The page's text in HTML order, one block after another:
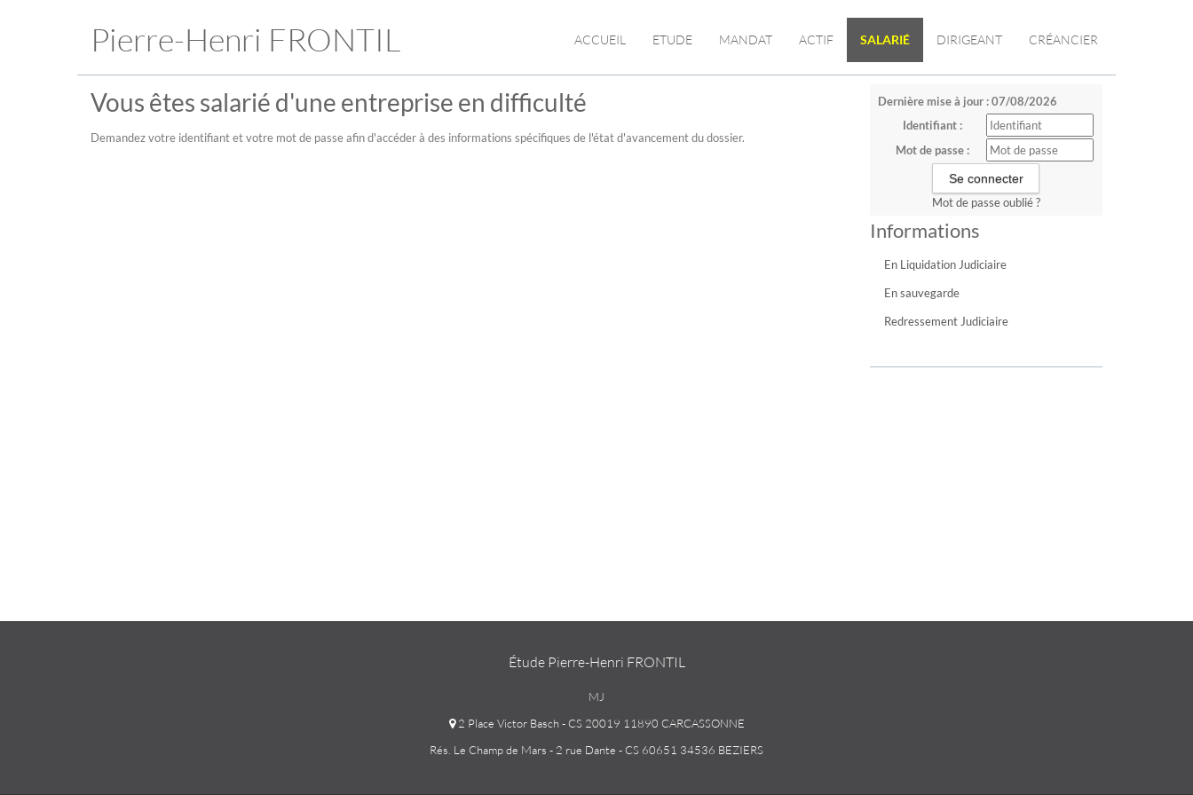
Pierre-Henri FRONTIL ACCUEIL ETUDE MANDAT ACTIF SALARIÉ DIRIGEANT CRÉANCIER
Dernière mise à jour : 07/08/2026
Identifiant :
Mot de passe :
Mot de passe oublié ?
Informations
En Liquidation Judiciaire
En sauvegarde
Redressement Judiciaire
Vous êtes salarié d'une entreprise en difficulté
Demandez votre identifiant et votre mot de passe afin d'accéder à des informations spécifiques de l'état d'avancement du dossier.
Étude Pierre-Henri FRONTIL
MJ
2 Place Victor Basch - CS 20019 11890 CARCASSONNE
Rés. Le Champ de Mars - 2 rue Dante - CS 60651 34536 BEZIERS